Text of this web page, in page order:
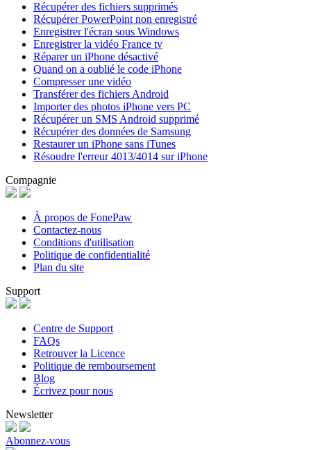
Récupérer des fichiers supprimés
Récupérer PowerPoint non enregistré
Enregistrer l'écran sous Windows
Enregistrer la vidéo France tv
Réparer un iPhone désactivé
Quand on a oublié le code iPhone
Compresser une vidéo
Transférer des fichiers Android
Importer des photos iPhone vers PC
Récupérer un SMS Android supprimé
Récupérer des données de Samsung
Restaurer un iPhone sans iTunes
Résoudre l'erreur 4013/4014 sur iPhone
Compagnie
À propos de FonePaw
Contactez-nous
Conditions d'utilisation
Politique de confidentialité
Plan du site
Support
Centre de Support
FAQs
Retrouver la Licence
Politique de remboursement
Blog
Écrivez pour nous
Newsletter
Abonnez-vous